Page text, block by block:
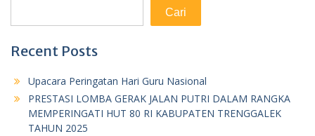
Cari
Recent Posts
Upacara Peringatan Hari Guru Nasional
PRESTASI LOMBA GERAK JALAN PUTRI DALAM RANGKA
MEMPERINGATI HUT 80 RI KABUPATEN TRENGGALEK
TAHUN 2025